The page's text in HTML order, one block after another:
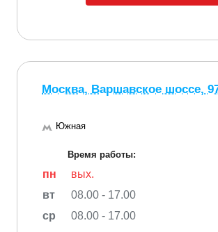
Москва, Варшавское шоссе,
Южная
Время работы:
пн
вых.
вт
08.00 - 17.00
ср
08.00 - 17.00